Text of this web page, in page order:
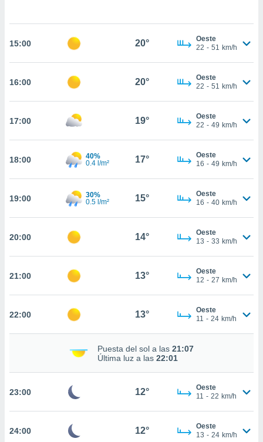
aceptar
de
sitio
que
sean
para
ni para
web a
15:00 20°
Oeste
22 - 51 km/h
16:00 20°
Oeste
22 - 51 km/h
17:00 19°
Oeste
22 - 49 km/h
18:00
40%
0.4 l/m²
17°
Oeste
16 - 49 km/h
19:00
30%
0.5 l/m²
15°
Oeste
16 - 40 km/h
20:00 14°
Oeste
13 - 33 km/h
21:00 13°
Oeste
12 - 27 km/h
22:00 13°
Oeste
11 - 24 km/h
Puesta del sol a las 21:07
Última luz a las 22:01
23:00 12°
Oeste
11 - 22 km/h
24:00 12°
Oeste
13 - 24 km/h